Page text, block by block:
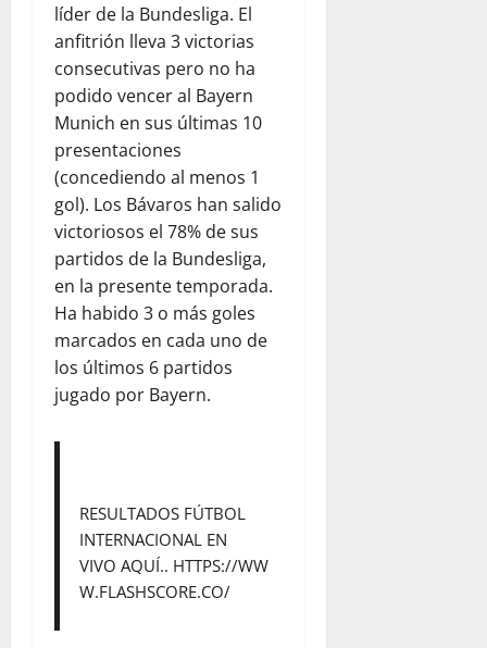
líder de la Bundesliga. El
anfitrión lleva 3 victorias
consecutivas pero no ha
podido vencer al Bayern
Munich en sus últimas 10
presentaciones
(concediendo al menos 1
gol). Los Bávaros han salido
victoriosos el 78% de sus
partidos de la Bundesliga,
en la presente temporada.
Ha habido 3 o más goles
marcados en cada uno de
los últimos 6 partidos
jugado por Bayern.
RESULTADOS FÚTBOL
INTERNACIONAL EN
VIVO AQUÍ.. HTTPS://WW
W.FLASHSCORE.CO/